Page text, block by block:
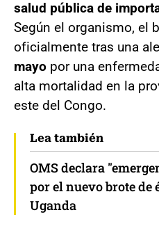
salud pública de
Según el organismo, el
oficialmente tras una
mayo por una
alta mortalidad en la
este del Congo.
Lea también
OMS declara
por el nuevo brote de
Uganda